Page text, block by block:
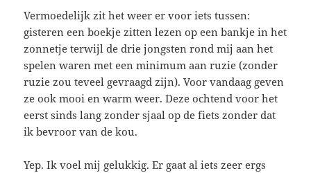
Vermoedelijk zit het weer er voor iets tussen:
gisteren een boekje zitten lezen op een bankje in het
zonnetje terwijl de drie jongsten rond mij aan het
spelen waren met een minimum aan ruzie (zonder
ruzie zou teveel gevraagd zijn). Voor vandaag geven
ze ook mooi en warm weer. Deze ochtend voor het
eerst sinds lang zonder sjaal op de fiets zonder dat
ik bevroor van de kou.
Yep. Ik voel mij gelukkig. Er gaat al iets zeer ergs